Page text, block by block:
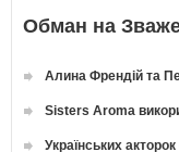
Обман на
Алина Френдій та
Sisters Aroma
Українських